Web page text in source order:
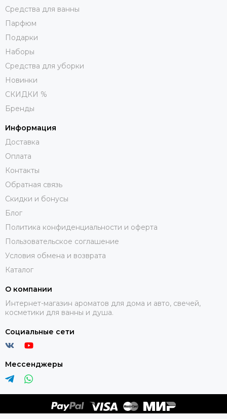
Средства для ванны
Парфюм
Подарки
Наборы
Средства для уборки
Новинки
СКИДКИ %
Бренды
Информация
Доставка
Оплата
Контакты
Обратная связь
Скидки и бонусы
Блог
Политика конфиденциальности и оферта
Пользовательское соглашение
Условия обмена и возврата
Каталог
О компании
Интернет-магазин ароматов для дома и авто, свечей,
косметики для ванны и душа.
Социальные сети
Мессенджеры